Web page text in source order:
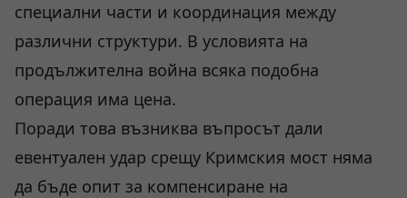
специални части и координация между
различни структури. В условията на
продължителна война всяка подобна
операция има цена.
Поради това възниква въпросът дали
евентуален удар срещу Кримския мост няма
да бъде опит за компенсиране на